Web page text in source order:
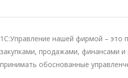
1С:Управление нашей фирмой – это
закупками, продажами, финансами
принимать обоснованные